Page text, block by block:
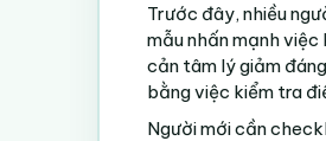
Trước đây, nhiều
mẫu nhấn mạnh
cản tâm lý giảm
bằng việc kiểm tra
Người mới cần